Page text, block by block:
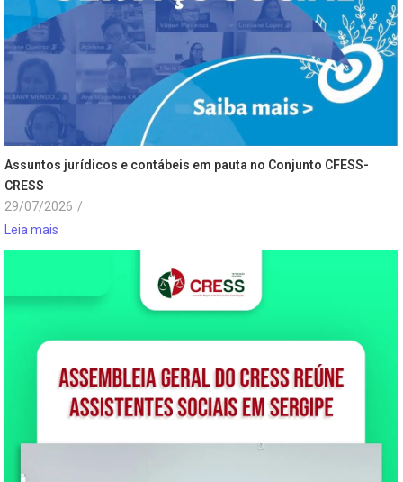
Assuntos jurídicos e contábeis em pauta no Conjunto CFESS-
CRESS
29/07/2026 /
Leia mais